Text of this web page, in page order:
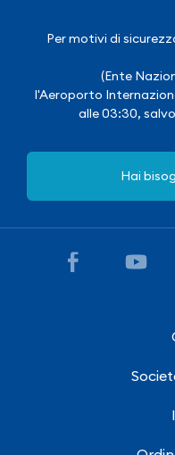
Per motivi di
(Ente
l'Aeroporto
alle 03:30,
Hai